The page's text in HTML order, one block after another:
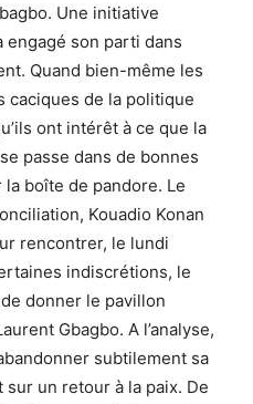
Une initiative
engagé son parti dans
Quand bien-même les
caciques de la politique
ont intérêt à ce que la
passe dans de bonnes
boîte de pandore. Le
Kouadio Konan
rencontrer, le lundi
indiscrétions, le
donner le pavillon
Gbagbo. A l’analyse,
subtilement sa
sur un retour à la paix. De